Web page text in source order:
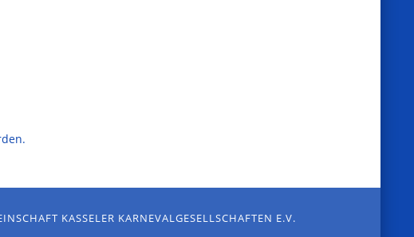
KASSELER KARNEVALGESELLSCHAFTEN E.V.